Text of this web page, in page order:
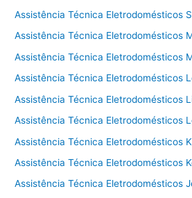
Assistência Técnica Eletrodomésticos
Assistência Técnica Eletrodomésticos
Assistência Técnica Eletrodomésticos
Assistência Técnica Eletrodomésticos
Assistência Técnica Eletrodomésticos
Assistência Técnica Eletrodomésticos
Assistência Técnica Eletrodomésticos
Assistência Técnica Eletrodomésticos
Assistência Técnica Eletrodomésticos